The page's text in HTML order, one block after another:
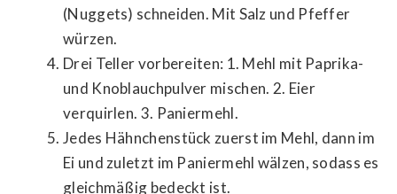
(Nuggets) schneiden. Mit Salz und Pfeffer
würzen.
Drei Teller vorbereiten: 1. Mehl mit Paprika-
und Knoblauchpulver mischen. 2. Eier
verquirlen. 3. Paniermehl.
Jedes Hähnchenstück zuerst im Mehl, dann im
Ei und zuletzt im Paniermehl wälzen, sodass es
gleichmäßig bedeckt ist.